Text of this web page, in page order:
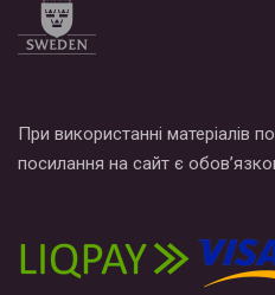
При використанні матеріалів
посилання на сайт є